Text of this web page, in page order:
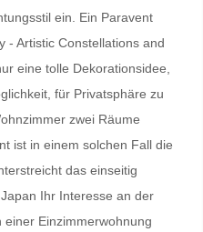
ein. Ein Paravent
- Artistic Constellations and
eine tolle Dekorationsidee,
für Privatsphäre zu
zwei Räume
ist in einem solchen Fall die
das einseitig
Ihr Interesse an der
einer Einzimmerwohnung